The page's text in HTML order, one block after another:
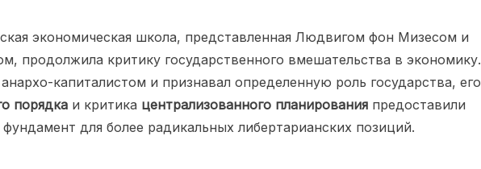
экономическая школа, представленная Людвигом фон Мизесом и
продолжила критику государственного вмешательства в экономику.
капиталистом и признавал определенную роль государства, его
порядка и критика централизованного планирования предоставили
для более радикальных либертарианских позиций.